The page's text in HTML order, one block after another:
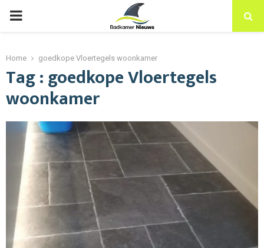
PRIMARY
Home goedkope Vloertegels woonkamer
Tag : goedkope Vloertegels
woonkamer